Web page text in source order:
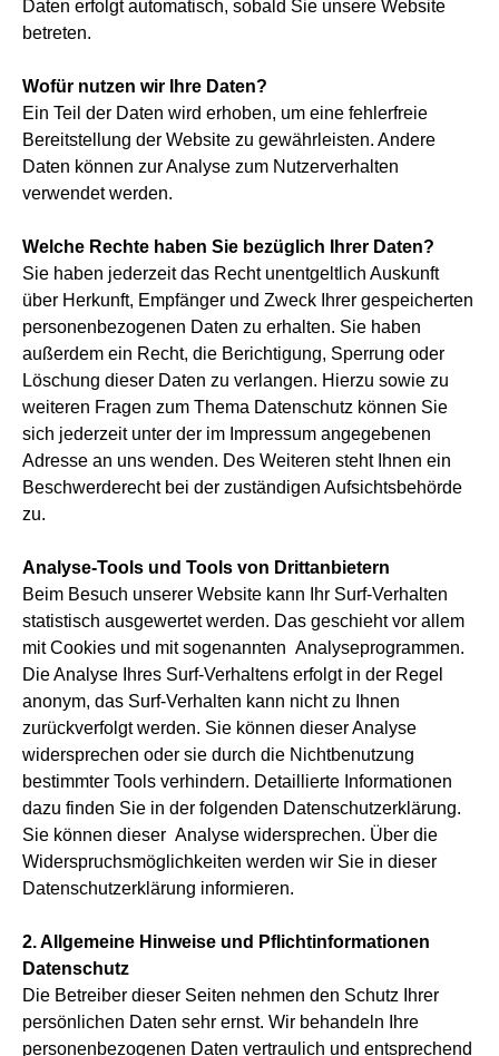
Daten erfolgt automatisch, sobald Sie unsere Website
betreten.
Wofür nutzen wir Ihre Daten?
Ein Teil der Daten wird erhoben, um eine fehlerfreie
Bereitstellung der Website zu gewährleisten. Andere
Daten können zur Analyse zum Nutzerverhalten
verwendet werden.
Welche Rechte haben Sie bezüglich Ihrer Daten?
Sie haben jederzeit das Recht unentgeltlich Auskunft
über Herkunft, Empfänger und Zweck Ihrer gespeicherten
personenbezogenen Daten zu erhalten. Sie haben
außerdem ein Recht, die Berichtigung, Sperrung oder
Löschung dieser Daten zu verlangen. Hierzu sowie zu
weiteren Fragen zum Thema Datenschutz können Sie
sich jederzeit unter der im Impressum angegebenen
Adresse an uns wenden. Des Weiteren steht Ihnen ein
Beschwerderecht bei der zuständigen Aufsichtsbehörde
zu.
Analyse-Tools und Tools von Drittanbietern
Beim Besuch unserer Website kann Ihr Surf-Verhalten
statistisch ausgewertet werden. Das geschieht vor allem
mit Cookies und mit sogenannten Analyseprogrammen.
Die Analyse Ihres Surf-Verhaltens erfolgt in der Regel
anonym, das Surf-Verhalten kann nicht zu Ihnen
zurückverfolgt werden. Sie können dieser Analyse
widersprechen oder sie durch die Nichtbenutzung
bestimmter Tools verhindern. Detaillierte Informationen
dazu finden Sie in der folgenden Datenschutzerklärung.
Sie können dieser Analyse widersprechen. Über die
Widerspruchsmöglichkeiten werden wir Sie in dieser
Datenschutzerklärung informieren.
2. Allgemeine Hinweise und Pflichtinformationen
Datenschutz
Die Betreiber dieser Seiten nehmen den Schutz Ihrer
persönlichen Daten sehr ernst. Wir behandeln Ihre
personenbezogenen Daten vertraulich und entsprechend